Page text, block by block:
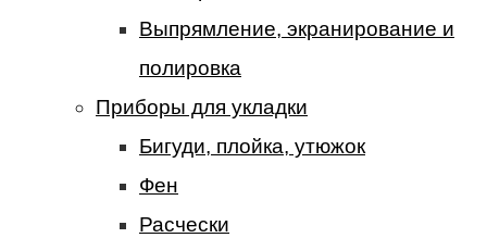
Выпрямление, экранирование и
полировка
Приборы для укладки
Бигуди, плойка, утюжок
Фен
Расчески